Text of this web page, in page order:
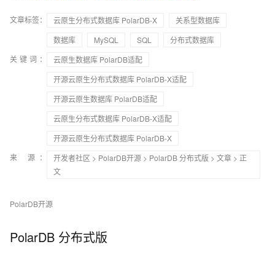
文章标签： 云原生分布式数据库 PolarDB-X
关系型数据库
数据库
MySQL SQL
分布式数据库
关键词：
云原生数据库 PolarDB适配
开源云原生分布式数据库 PolarDB-X适配
开源云原生数据库 PolarDB适配
云原生分布式数据库 PolarDB-X适配
开源云原生分布式数据库 PolarDB-X
来 源：
开发者社区 > PolarDB开源 > PolarDB 分布式版 > 文章 > 正
文
PolarDB开源
PolarDB 分布式版